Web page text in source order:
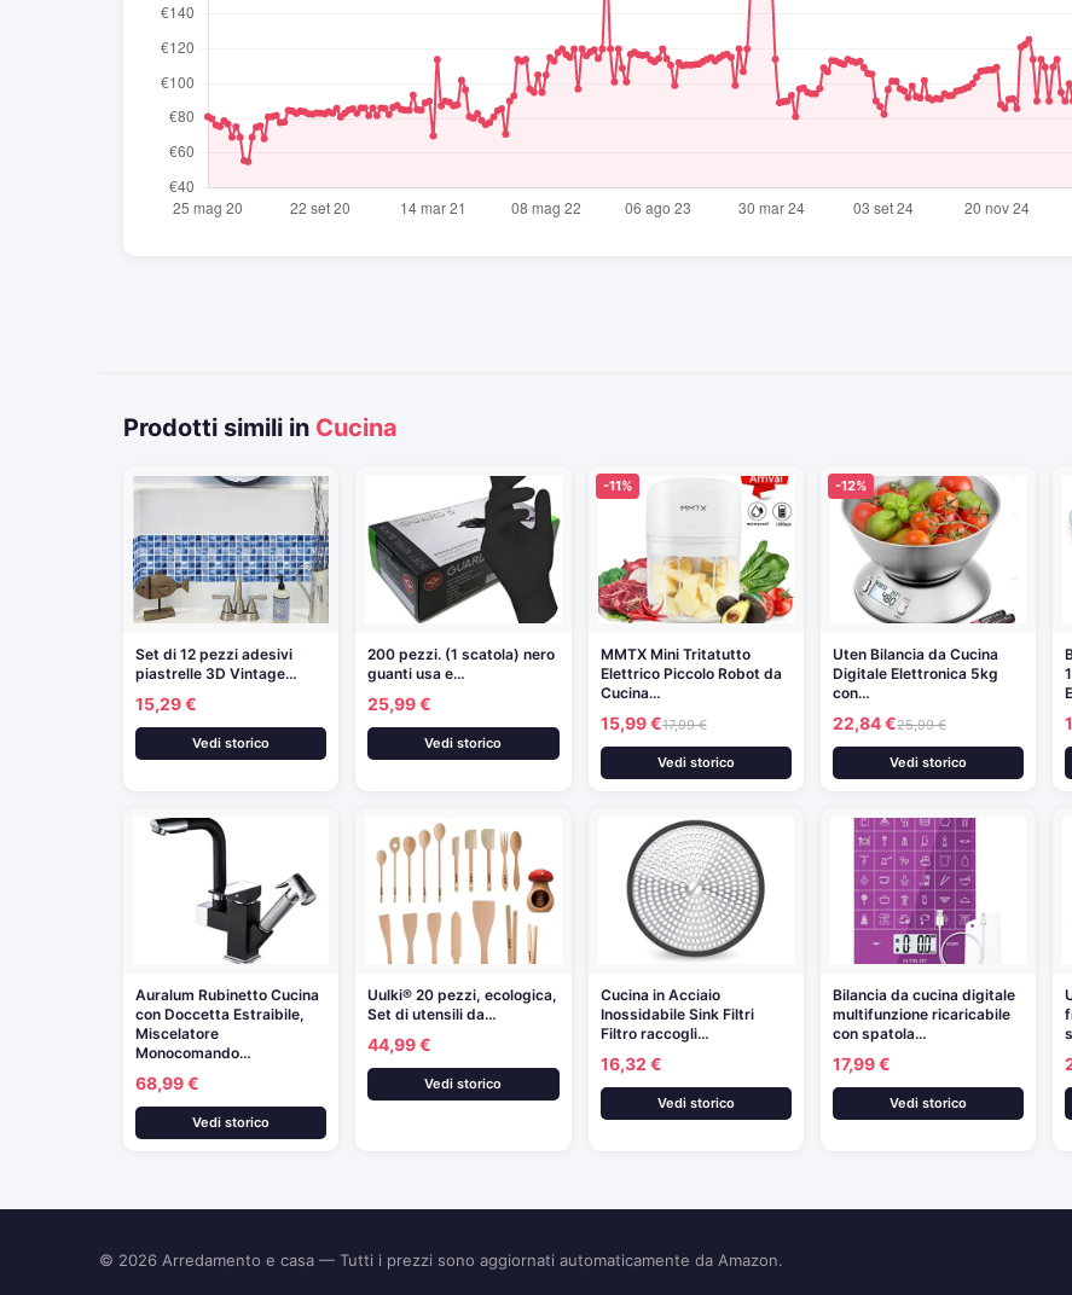
Prodotti simili in Cucina
Set di 12 pezzi adesivi
piastrelle 3D Vintage…
15,29 €
Vedi storico
200 pezzi. (1 scatola) nero
guanti usa e…
25,99 €
Vedi storico
-11%
MMTX Mini Tritatutto
Elettrico Piccolo Robot da
Cucina…
15,99 €17,99 €
Vedi storico
-12%
Uten Bilancia da Cucina
Digitale Elettronica 5kg
con…
22,84 €25,99 €
Vedi storico
Auralum Rubinetto Cucina
con Doccetta Estraibile,
Miscelatore
Monocomando…
68,99 €
Vedi storico
Uulki® 20 pezzi, ecologica,
Set di utensili da…
44,99 €
Vedi storico
Cucina in Acciaio
Inossidabile Sink Filtri
Filtro raccogli…
16,32 €
Vedi storico
Bilancia da cucina digitale
multifunzione ricaricabile
con spatola…
17,99 €
Vedi storico
© 2026 Arredamento e casa — Tutti i prezzi sono aggiornati automaticamente da Amazon.